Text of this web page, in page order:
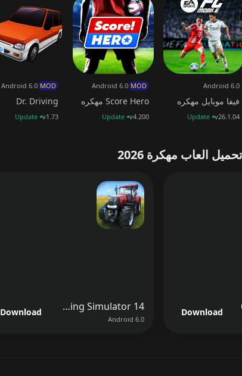
فيفا موبايل مهكره
Android 6.0
v26.1.04
Update
Score Hero مهكره
MOD
Android 6.0
v4.200
Update
Dr. Driving
MOD
Android 6.0
v1.73
Update
Download
Farming Simulator 14
Android 6.0
Download